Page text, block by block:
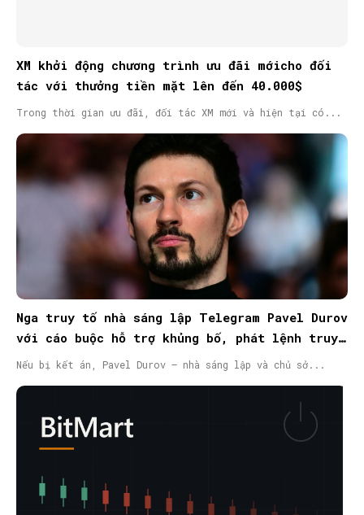
XM khởi động chương trình ưu đãi mớicho đối
tác với thưởng tiền mặt lên đến 40.000$
Trong thời gian ưu đãi, đối tác XM mới và hiện tại có...
Nga truy tố nhà sáng lập Telegram Pavel Durov
với cáo buộc hỗ trợ khủng bố, phát lệnh truy
nã quốc tế
Nếu bị kết án, Pavel Durov – nhà sáng lập và chủ sở...